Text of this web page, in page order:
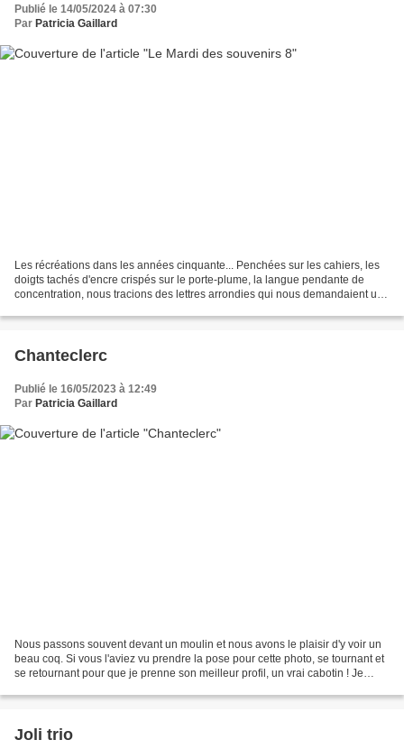
Publié le 14/05/2024 à 07:30
Par Patricia Gaillard
Les récréations dans les années cinquante... Penchées sur les cahiers, les
doigts tachés d'encre crispés sur le porte-plume, la langue pendante de
concentration, nous tracions des lettres arrondies qui nous demandaient une
Chanteclerc
Publié le 16/05/2023 à 12:49
Par Patricia Gaillard
Nous passons souvent devant un moulin et nous avons le plaisir d'y voir un
beau coq. Si vous l'aviez vu prendre la pose pour cette photo, se tournant et
se retournant pour que je prenne son meilleur profil, un vrai cabotin ! Je
Joli trio